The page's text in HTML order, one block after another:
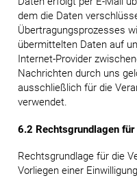
dem die Daten
Übertragungsprozesses
übermittelten Daten auf
Internet-Provider
Nachrichten durch uns
ausschließlich für die
verwendet.
6.2 Rechtsgrundlagen
Rechtsgrundlage für die
Vorliegen einer